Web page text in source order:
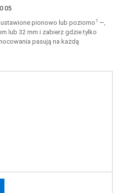
05
pionowo lub poziomo1 —,
lub 32 mm i zabierz gdzie tylko
pasują na każdą